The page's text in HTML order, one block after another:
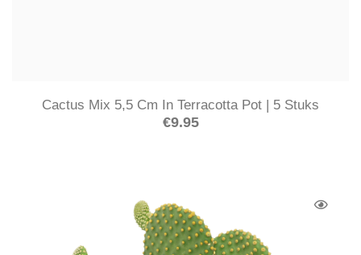
Cactus Mix 5,5 Cm In Terracotta Pot | 5 Stuks
€9.95